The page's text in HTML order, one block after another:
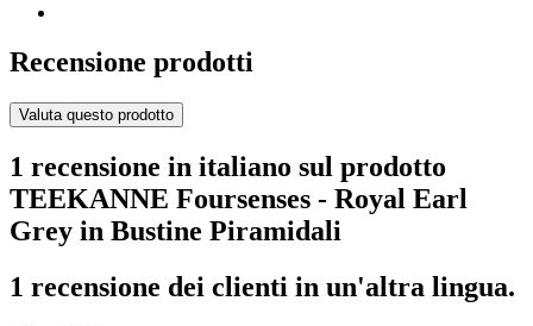
Recensione prodotti
Valuta questo prodotto
1 recensione in italiano sul prodotto
TEEKANNE Foursenses - Royal Earl
Grey in Bustine Piramidali
1 recensione dei clienti in un'altra lingua.